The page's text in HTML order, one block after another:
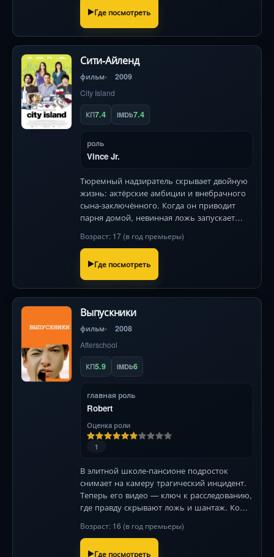
Где посмотреть
Сити-Айленд
фильм 2009
City Island
КП7.4 IMDb7.4
роль
Vince Jr.
Тюремный надзиратель скрывает двойную
жизнь: актёрские амбиции и внебрачного
сына-заключённого. Когда он приводит
парня домой, невинная ложь запускает
— от фетишей до стриптиз-клубов .
Возраст: 17 (в год премьеры)
Где посмотреть
Выпускники
фильм 2008
Afterschool
КП5.9 IMDb6
главная роль
Robert
Оценка роли
1
В элитной школе-пансионе подросток
снимает на камеру трагический инцидент.
Теперь его видео — ключ к расследованию,
где правду скрывают ложь и шантаж. Кому
Возраст: 16 (в год премьеры)
Где посмотреть